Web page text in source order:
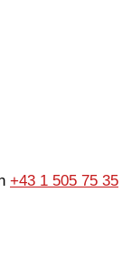
+43 1 505 75 35